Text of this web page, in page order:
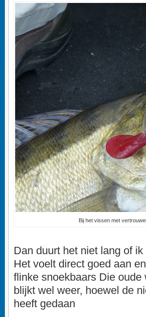
Bij het vissen met
Dan duurt het niet lang of
Het voelt direct goed aan
flinke snoekbaars Die
blijkt wel weer, hoewel de
heeft gedaan